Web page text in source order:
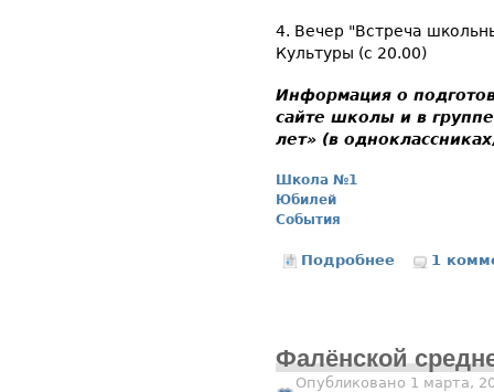
4. Вечер "Встреча
Культуры (с 20.00)
Информация о
сайте школы и в
лет» (в
Школа №1
Юбилей
События
Подробнее о 3
1
Фалёнской
Опубликовано 1 марта,